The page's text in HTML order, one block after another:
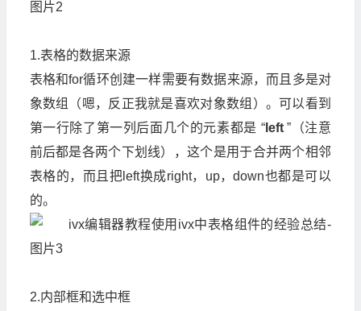
1.表格的数据来源
表格和for循环创建一样需要有数据来源，而且多是对
象数组（嗯，反正我就是喜欢对象数组）。可以看到
第一行除了第一列后面几个的元素都是 “left”（注意
前后都是各两个下划线），这个是用于合并两个相邻
表格的，而且把left换成right，up，down也都是可以
的。
2.内部框和选中框